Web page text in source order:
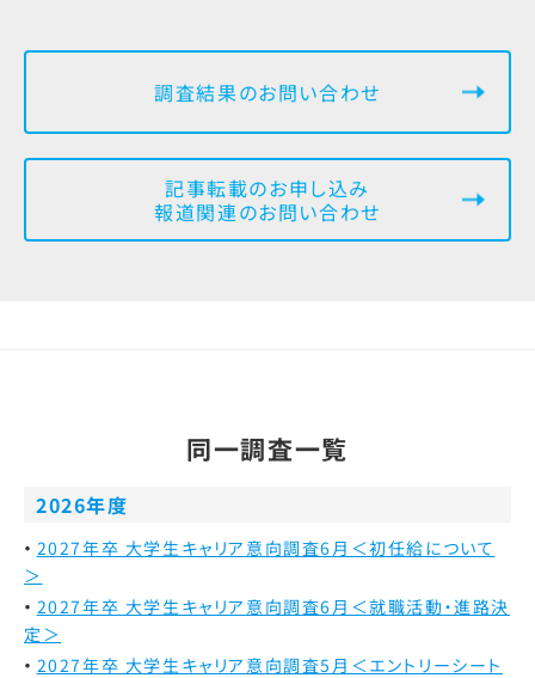
調査結果のお問い合わせ
記事転載のお申し込み
報道関連のお問い合わせ
同一調査一覧
2026年度
2027年卒 大学生キャリア意向調査6月＜初任給について
＞
2027年卒 大学生キャリア意向調査6月＜就職活動・進路決
定＞
2027年卒 大学生キャリア意向調査5月＜エントリーシート